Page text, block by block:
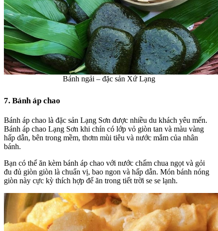
Bánh ngải – đặc sản Xứ Lạng
7. Bánh áp chao
Bánh áp chao là đặc sản Lạng Sơn được nhiều du khách yêu mến.
Bánh áp chao Lạng Sơn khi chín có lớp vỏ giòn tan và màu vàng
hấp dẫn, bên trong mềm, thơm mùi tiêu và nước mắm của nhân
bánh.
Bạn có thể ăn kèm bánh áp chao với nước chấm chua ngọt và gỏi
đu đủ giòn giòn là chuẩn vị, bao ngon và hấp dẫn. Món bánh nóng
giòn này cực kỳ thích hợp để ăn trong tiết trời se se lạnh.